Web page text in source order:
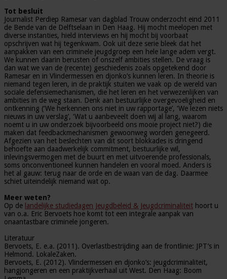
Tot besluit
Journalist Perdiep Ramesar van dagblad Trouw onderzocht eind 2011
de Bende van de Delftselaan in Den Haag. Hij mocht meelopen met
diverse instanties, hield interviews en hij mocht bij voorbaat
opschrijven wat hij tegenkwam. Ook uit deze serie bleek dat het
aanpakken van een criminele jeugdgroep een hele lange adem vergt.
We kunnen daarin berusten of onszelf ambities stellen. De vraag is
dan wat we van de (recente) geschiedenis zoals opgetekend door
Ramesar en in Vlindermessen en djonko’s kunnen leren. In theorie is
niemand tegen leren, in de praktijk stuiten we vaak op de wereld van
sociale defensiemechanismen, die het leren en het verwezenlijken van
ambities in de weg staan. Denk aan bestuurlijke overgevoeligheid en
ontkenning (‘We herkennen ons niet in uw rapportage’, ‘We lezen niets
nieuws in uw verslag’, ‘Wat u aanbeveelt doen wij al lang, waarom
noemt u in uw onderzoek bijvoorbeeld ons mooie project niet?) die
maken dat feedbackmechanismen gewoonweg worden genegeerd.
Afgezien van het beslechten van dit soort blokkades is dringend
behoefte aan daadwerkelijk commitment, bestuurlijke wil,
inlevingsvermogen met de buurt en met uitvoerende professionals,
soms onconventioneel kunnen handelen en vooral moed. Anders is
het al gauw: terug naar de orde en de waan van de dag. Daarmee
schiet uiteindelijk niemand wat op.
Meer weten?
Op de landelijke studiedagen Jeugdbeleid & Jeugdcriminaliteit hoort u
van o.a. Eric Bervoets hoe komt tot een integrale aanpak van
onaantastbare criminele jongeren.
Literatuur
Bervoets, E. e.a. (2011). Overlastbestrijding aan de frontlinie: JPT’s in
Helmond. LokaleZaken.
Bervoets, E. (2012). Vlindermessen en djonko’s: jeugdcriminaliteit,
hangjongeren en een praktijkverhaal uit West. Den Haag: Boom